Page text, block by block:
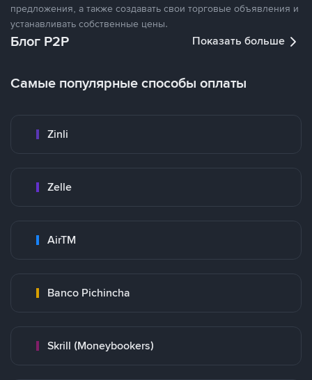
предложения, а также создавать свои торговые объявления и
устанавливать собственные цены.
Блог P2P Показать больше
Самые популярные способы оплаты
Zinli
Zelle
AirTM
Banco Pichincha
Skrill (Moneybookers)